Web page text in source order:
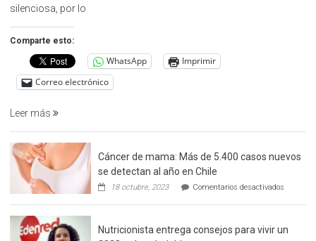
silenciosa, por lo
Comparte esto:
WhatsApp
Imprimir
Correo electrónico
Leer más
Cáncer de mama: Más de 5.400 casos nuevos
se detectan al año en Chile
18 octubre, 2023 Comentarios desactivados
de
Más
Nutricionista entrega consejos para vivir un